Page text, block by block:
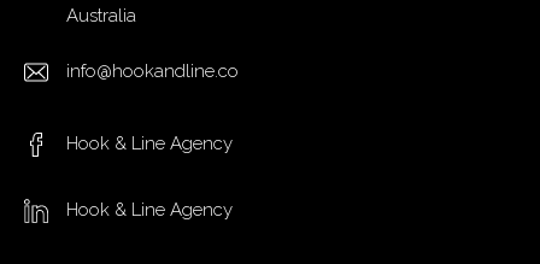
Australia
info@hookandline.co
Hook & Line Agency
Hook & Line Agency